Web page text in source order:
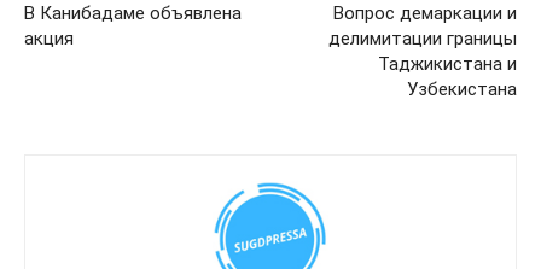
В Канибадаме объявлена
акция
Вопрос демаркации и
делимитации границы
Таджикистана и
Узбекистана